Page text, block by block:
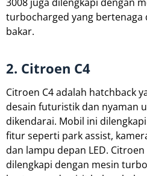
turbocharged yang bertenaga
bakar.
2. Citroen C4
Citroen C4 adalah hatchback
desain futuristik dan nyaman
dikendarai. Mobil ini
fitur seperti park assist,
dan lampu depan LED. Citroen
dilengkapi dengan mesin